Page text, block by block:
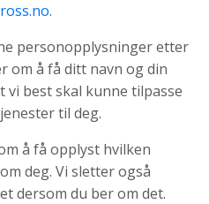
.
personopplysninger etter
om å få ditt navn og din
best skal kunne tilpasse
til deg.
å få opplyst hvilken
deg. Vi sletter også
dersom du ber om det.